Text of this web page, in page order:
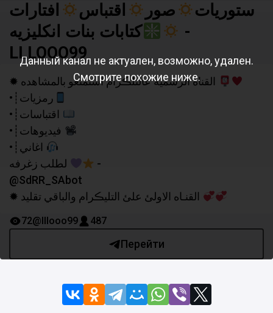
Данный канал не актуален, возможно, удален.
Смотрите похожие ниже.
ستوريات صور اقتباس
افتارات
كتابات بنات انكليزيه
-
LLLOOO99
•┊رمزيات
-
@SdRR_SAbot
Перейти
72@lllooo99 487